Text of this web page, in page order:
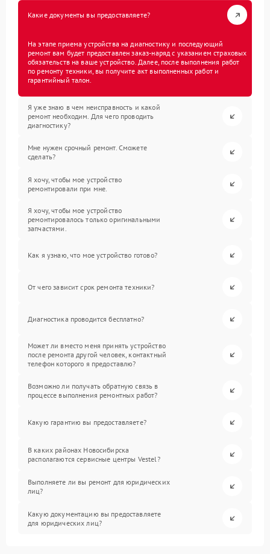
Какие документы вы предоставляете?
На этапе приема устройства на диагностику и последующий
ремонт вам будет предоставлен заказ-наряд с указанием страховых
обязательств на ваше устройство. Далее, после выполнения работ
по ремонту техники, вы получите акт выполненных работ и
гарантийный талон.
Я уже знаю в чем неисправность и какой
ремонт необходим. Для чего проводить
диагностику?
Мне нужен срочный ремонт. Сможете
сделать?
Я хочу, чтобы мое устройство
ремонтировали при мне.
Я хочу, чтобы мое устройство
ремонтировалось только оригинальными
запчастями.
Как я узнаю, что мое устройство готово?
От чего зависит срок ремонта техники?
Диагностика проводится бесплатно?
Может ли вместо меня принять устройство
после ремонта другой человек, контактный
телефон которого я предоставлю?
Возможно ли получать обратную связь в
процессе выполнения ремонтных работ?
Какую гарантию вы предоставляете?
В каких районах Новосибирска
располагаются сервисные центры Vestel?
Выполняете ли вы ремонт для юридических
лиц?
Какую документацию вы предоставляете
для юридических лиц?